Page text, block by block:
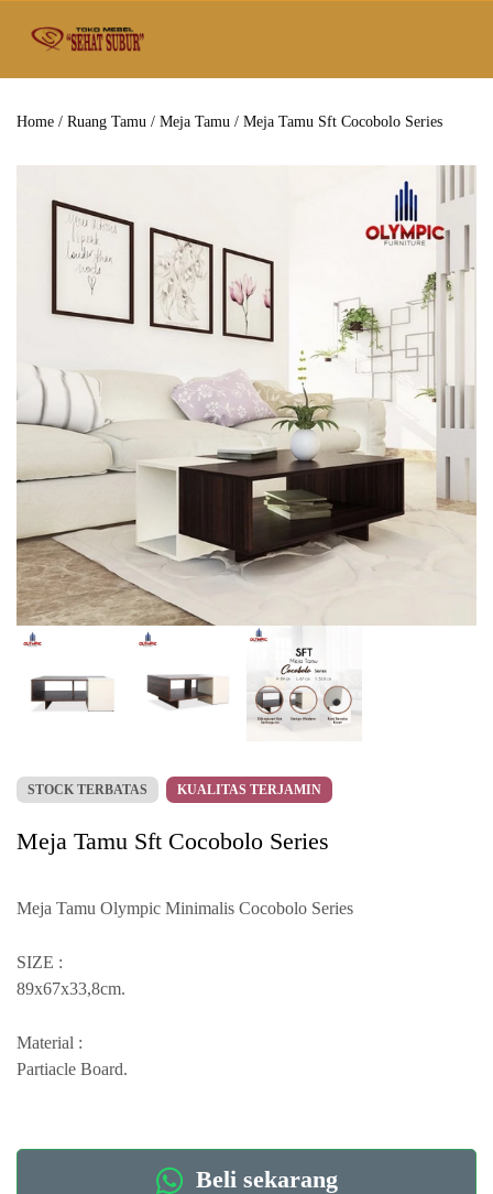
Home / Ruang Tamu / Meja Tamu / Meja Tamu Sft Cocobolo Series
STOCK TERBATAS KUALITAS TERJAMIN
Meja Tamu Sft Cocobolo Series
Meja Tamu Olympic Minimalis Cocobolo Series
SIZE :
89x67x33,8cm.
Material :
Partiacle Board.
Beli sekarang